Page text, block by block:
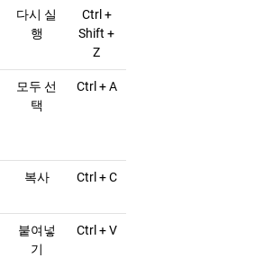
다시 실
행
Ctrl +
Shift +
Z
모두 선
택
Ctrl + A
복사 Ctrl + C
붙여넣
기
Ctrl + V